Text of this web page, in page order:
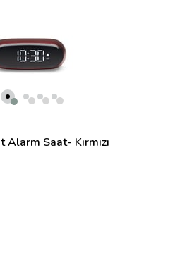
Alarm Saat- Kırmızı